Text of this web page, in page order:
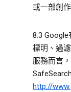
或一部創
8.3
標明、過
服務而言
http://